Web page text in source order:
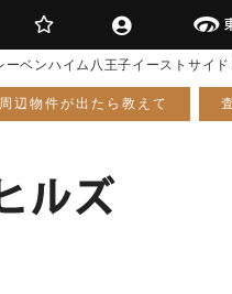
ーベンハイム八王子イーストサイド
周辺物件が出たら教えて
ルズ